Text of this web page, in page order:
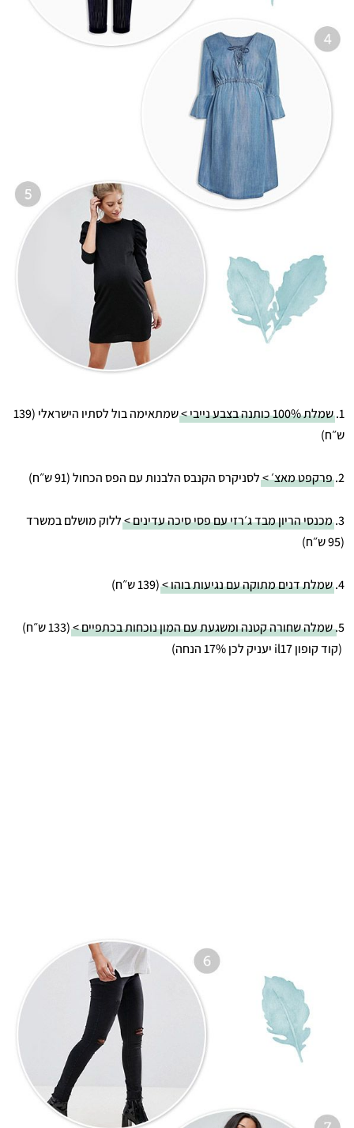
1. שמלת 100% כותנה בצבע נייבי >
שמתאימה בול לסתיו הישראלי (139
ש״ח)
2. פרקפט מאצ׳ >לסניקרס הקנבס הלבנות עם הפס הכחול (91 ש״ח)
3. מכנסי הריון מבד ג׳רזי עם פסי סיכה עדינים >ללוק מושלם במשרד
(95 ש״ח)
4. שמלת דנים מתוקה עם נגיעות בוהו >(139 ש״ח)
5.שמלה שחורה קטנה ומשגעת עם המון נוכחות בכתפיים >(133 ש״ח)
(קוד קופון il17 יעניק לכן 17% הנחה)